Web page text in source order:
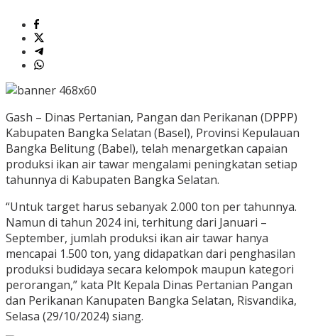
Gash – Dinas Pertanian, Pangan dan Perikanan (DPPP)
Kabupaten Bangka Selatan (Basel), Provinsi Kepulauan
Bangka Belitung (Babel), telah menargetkan capaian
produksi ikan air tawar mengalami peningkatan setiap
tahunnya di Kabupaten Bangka Selatan.
“Untuk target harus sebanyak 2.000 ton per tahunnya.
Namun di tahun 2024 ini, terhitung dari Januari –
September, jumlah produksi ikan air tawar hanya
mencapai 1.500 ton, yang didapatkan dari penghasilan
produksi budidaya secara kelompok maupun kategori
perorangan,” kata Plt Kepala Dinas Pertanian Pangan
dan Perikanan Kanupaten Bangka Selatan, Risvandika,
Selasa (29/10/2024) siang.